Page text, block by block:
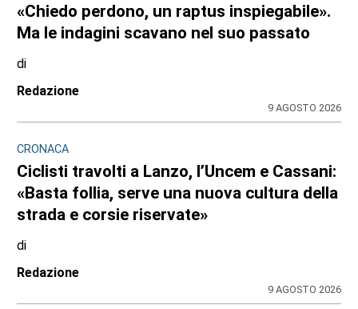
«Chiedo perdono, un raptus inspiegabile».
Ma le indagini scavano nel suo passato
di
Redazione
9 AGOSTO 2026
CRONACA
Ciclisti travolti a Lanzo, l’Uncem e Cassani:
«Basta follia, serve una nuova cultura della
strada e corsie riservate»
di
Redazione
9 AGOSTO 2026